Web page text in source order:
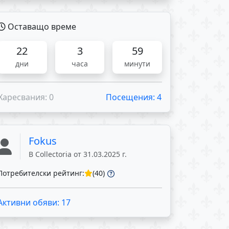
Оставащо време
22
дни
3
часа
59
минути
0 Посещения: 4
Fokus
В Collectoria от 31.03.2025 г.
рейтинг:
(40)
обяви: 17